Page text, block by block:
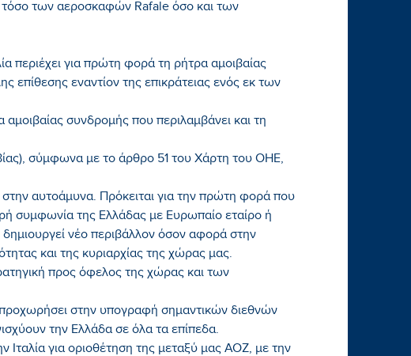
τόσο των αεροσκαφών Rafale όσο και των
περιέχει για πρώτη φορά τη ρήτρα αμοιβαίας
επίθεσης εναντίον της επικράτειας ενός εκ των
συνδρομής που περιλαμβάνει και τη
σύμφωνα με το άρθρο 51 του Χάρτη του ΟΗΕ,
αυτοάμυνα. Πρόκειται για την πρώτη φορά που
συμφωνία της Ελλάδας με Ευρωπαίο εταίρο ή
νέο περιβάλλον όσον αφορά στην
και της κυριαρχίας της χώρας μας.
προς όφελος της χώρας και των
στην υπογραφή σημαντικών διεθνών
την Ελλάδα σε όλα τα επίπεδα.
Ιταλία για οριοθέτηση της μεταξύ μας ΑΟΖ, με την